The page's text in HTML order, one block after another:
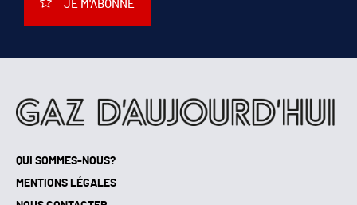
MENTIONS LÉGALES
NOUS CONTACTER